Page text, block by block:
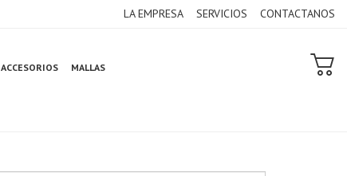
LA EMPRESA SERVICIOS CONTACTANOS
ACCESORIOS MALLAS